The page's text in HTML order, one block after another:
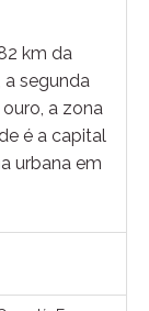
km da
a segunda
a zona
é a capital
urbana em